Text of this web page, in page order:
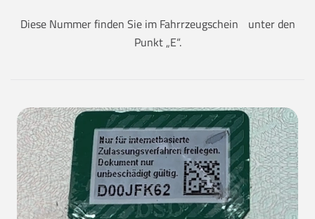
Diese Nummer finden Sie im Fahrrzeugschein unter den
Punkt „E“.